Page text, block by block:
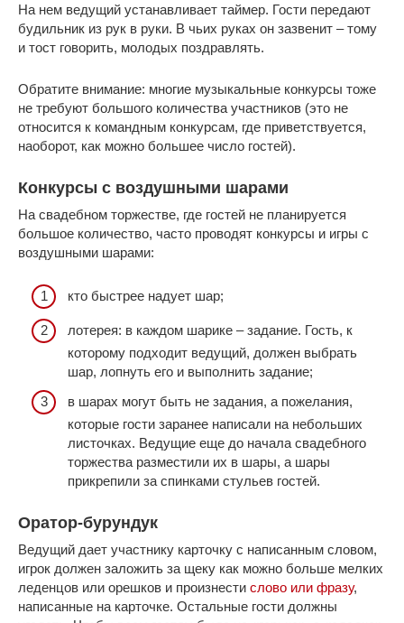
На нем ведущий устанавливает таймер. Гости передают
будильник из рук в руки. В чьих руках он зазвенит – тому
и тост говорить, молодых поздравлять.
Обратите внимание: многие музыкальные конкурсы тоже
не требуют большого количества участников (это не
относится к командным конкурсам, где приветствуется,
наоборот, как можно большее число гостей).
Конкурсы с воздушными шарами
На свадебном торжестве, где гостей не планируется
большое количество, часто проводят конкурсы и игры с
воздушными шарами:
кто быстрее надует шар;
лотерея: в каждом шарике – задание. Гость, к
которому подходит ведущий, должен выбрать
шар, лопнуть его и выполнить задание;
в шарах могут быть не задания, а пожелания,
которые гости заранее написали на небольших
листочках. Ведущие еще до начала свадебного
торжества разместили их в шары, а шары
прикрепили за спинками стульев гостей.
Оратор-бурундук
Ведущий дает участнику карточку с написанным словом,
игрок должен заложить за щеку как можно больше мелких
леденцов или орешков и произнести слово или фразу,
написанные на карточке. Остальные гости должны